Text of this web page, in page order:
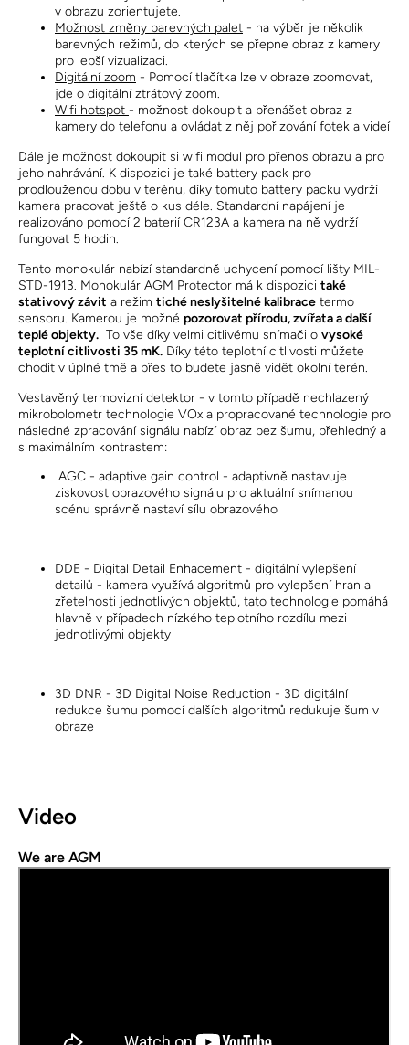
v obrazu zorientujete.
Možnost změny barevných palet - na výběr je několik
barevných režimů, do kterých se přepne obraz z kamery
pro lepší vizualizaci.
Digitální zoom - Pomocí tlačítka lze v obraze zoomovat,
jde o digitální ztrátový zoom.
Wifi hotspot - možnost dokoupit a přenášet obraz z
kamery do telefonu a ovládat z něj pořizování fotek a videí
Dále je možnost dokoupit si wifi modul pro přenos obrazu a pro
jeho nahrávání. K dispozici je také battery pack pro
prodlouženou dobu v terénu, díky tomuto battery packu vydrží
kamera pracovat ještě o kus déle. Standardní napájení je
realizováno pomocí 2 baterií CR123A a kamera na ně vydrží
fungovat 5 hodin.
Tento monokulár nabízí standardně uchycení pomocí lišty MIL-
STD-1913. Monokulár AGM Protector má k dispozici také
stativový závit a režim tiché neslyšitelné kalibrace termo
sensoru. Kamerou je možné pozorovat přírodu, zvířata a další
teplé objekty. To vše díky velmi citlivému snímači o vysoké
teplotní citlivosti 35 mK. Díky této teplotní citlivosti můžete
chodit v úplné tmě a přes to budete jasně vidět okolní terén.
Vestavěný termovizní detektor - v tomto případě nechlazený
mikrobolometr technologie VOx a propracované technologie pro
následné zpracování signálu nabízí obraz bez šumu, přehledný a
s maximálním kontrastem:
AGC - adaptive gain control - adaptivně nastavuje
ziskovost obrazového signálu pro aktuální snímanou
scénu správně nastaví sílu obrazového
DDE - Digital Detail Enhacement - digitální vylepšení
detailů - kamera využívá algoritmů pro vylepšení hran a
zřetelnosti jednotlivých objektů, tato technologie pomáhá
hlavně v případech nízkého teplotního rozdílu mezi
jednotlivými objekty
3D DNR - 3D Digital Noise Reduction - 3D digitální
redukce šumu pomocí dalších algoritmů redukuje šum v
obraze
Video
We are AGM